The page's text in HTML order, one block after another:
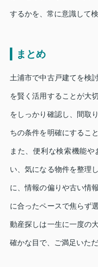
するかを、常に意識して
まとめ
土浦市で中古戸建てを検
を賢く活用することが大
をしっかり確認し、間取
ちの条件を明確にするこ
また、便利な検索機能
い、気になる物件を整理
に、情報の偏りや古い情
に合ったペースで焦らず
動産探しは一生に一度の
確かな目で、ご満足いた